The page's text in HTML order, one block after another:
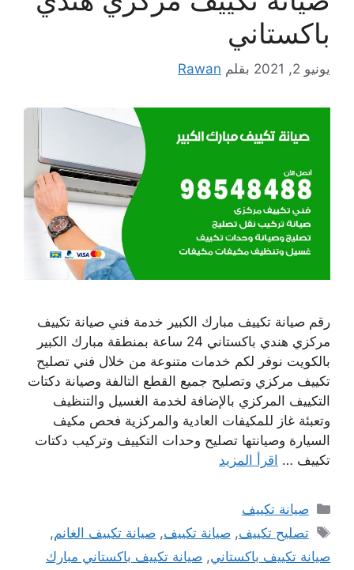
باكستاني
يونيو 2, 2021 بقلم Rawan
رقم صيانة تكييف مبارك الكبير خدمة فني صيانة تكييف
مركزي هندي باكستاني 24 ساعة بمنطقة مبارك الكبير
بالكويت نوفر لكم خدمات متنوعة من خلال فني تصليح
تكييف مركزي وتصليح جميع القطع التالفة وصيانة دكتات
التكييف المركزي بالإضافة لخدمة الغسيل والتنظيف
وتعبئة غاز للمكيفات العادية والمركزية فحص مكيف
السيارة وصيانتها تصليح وحدات التكييف وتركيب دكتات
تكييف … اقرأ المزيد
التصنيفات
صيانة تكييف
الوسوم
تصليح تكييف,صيانة تكييف,صيانة تكييف الغانم,
صيانة تكييف باكستاني, صيانة تكييف باكستاني مبارك